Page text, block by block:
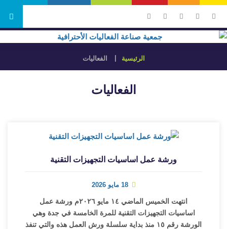
الرئيسية الفعاليات
الفعاليات
ورشة عمل اساسيات التجهيزات التقنية
18 مايو 2026
انتهت الخميس الماضي ١٤ مايو ٢٠٢٦م ورشة عمل
اساسيات التجهيزات التقنية للمرة الخامسة في جدة وهي
الورشة رقم ١٥ منذ بداية سلسلة ورش العمل هذه والتي تنفذ